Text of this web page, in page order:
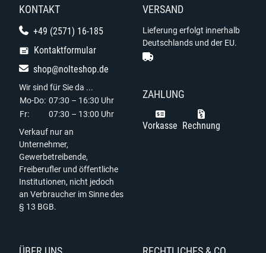
KONTAKT
+49 (2571) 16-185
Kontaktformular
shop@nolteshop.de
Wir sind für Sie da ...
Mo-Do: 07:30 – 16:30 Uhr
Fr:
07:30 – 13:00 Uhr
Verkauf nur an
Unternehmer,
Gewerbetreibende,
Freiberufler und öffentliche
Institutionen, nicht jedoch
an Verbraucher im Sinne des
§ 13 BGB.
VERSAND
Lieferung erfolgt innerhalb
Deutschlands und der EU.
ZAHLUNG
Vorkasse Rechnung